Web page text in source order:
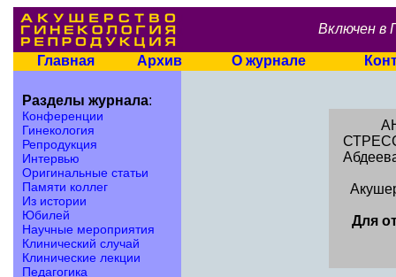
Включен в
Главная Архив О журнале
Разделы журнала:
Конференции
Гинекология
Репродукция
Интервью
Оригинальные статьи
Памяти коллег
Из истории
Юбилей
Научные мероприятия
Клинический случай
Клинические лекции
Педагогика
Для